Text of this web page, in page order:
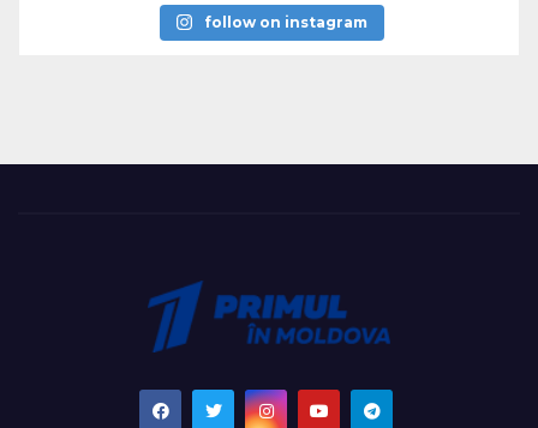
follow on instagram